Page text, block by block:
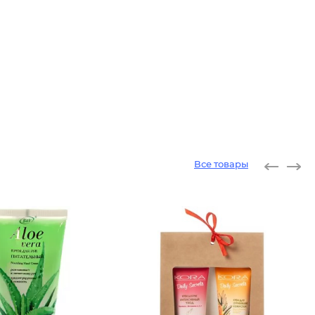
Все товары